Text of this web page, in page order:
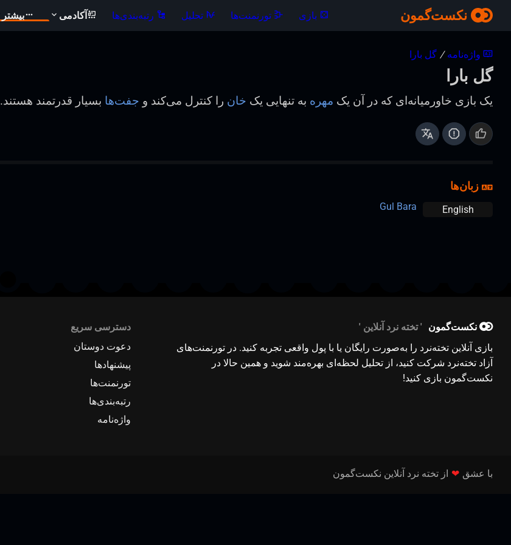
نکست‌گمون بازی تورنمنت‌ها تحلیل رتبه‌بندی‌ها آکادمی بیشتر
واژه‌نامه / گل بارا
گل بارا
یک بازی خاورمیانه‌ای که در آن یک مهره به تنهایی یک خان را کنترل می‌کند و جفت‌ها بسیار قدرتمند هستند.
زبان‌ها
English
Gul Bara
نکست‌گمون
تخته نرد آنلاین
بازی آنلاین تخته‌نرد را به‌صورت رایگان یا با پول واقعی تجربه کنید. در تورنمنت‌های
آزاد تخته‌نرد شرکت کنید، از تحلیل لحظه‌ای بهره‌مند شوید و همین حالا در
نکست‌گمون بازی کنید!
دسترسی سریع
دعوت دوستان
پیشنهادها
تورنمنت‌ها
رتبه‌بندی‌ها
واژه‌نامه
با عشق ❤ از تخته نرد آنلاین نکست‌گمون